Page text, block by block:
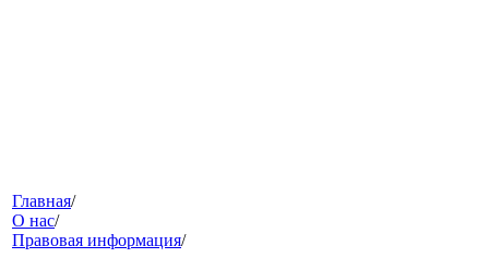
меню
Главная/
О нас/
Правовая информация/